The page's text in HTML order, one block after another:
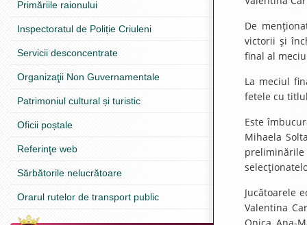
Primăriile raionului
Inspectoratul de Poliție Criuleni
Servicii desconcentrate
Organizaţii Non Guvernamentale
Patrimoniul cultural și turistic
Oficii poștale
Referinţe web
Sărbătorile nelucrătoare
Orarul rutelor de transport public
De
victorii şi
final al
La meciul
fetele cu
Este
Mihaela
Jucătoarele
Valentina